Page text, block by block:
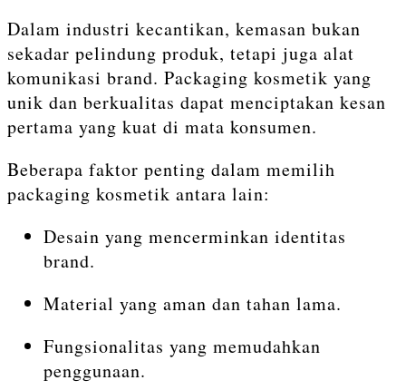
Dalam industri kecantikan, kemasan bukan
sekadar pelindung produk, tetapi juga alat
komunikasi brand. Packaging kosmetik yang
unik dan berkualitas dapat menciptakan kesan
pertama yang kuat di mata konsumen.
Beberapa faktor penting dalam memilih
packaging kosmetik antara lain:
Desain yang mencerminkan identitas
brand.
Material yang aman dan tahan lama.
Fungsionalitas yang memudahkan
penggunaan.